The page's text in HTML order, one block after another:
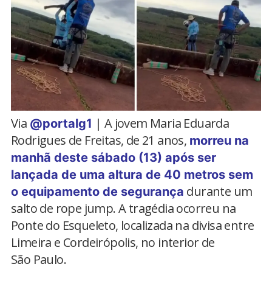
Via @portalg1 | A jovem Maria Eduarda
Rodrigues de Freitas, de 21 anos, morreu na
manhã deste sábado (13) após ser
lançada de uma altura de 40 metros sem
o equipamento de segurança durante um
salto de rope jump. A tragédia ocorreu na
Ponte do Esqueleto, localizada na divisa entre
Limeira e Cordeirópolis, no interior de
São Paulo.